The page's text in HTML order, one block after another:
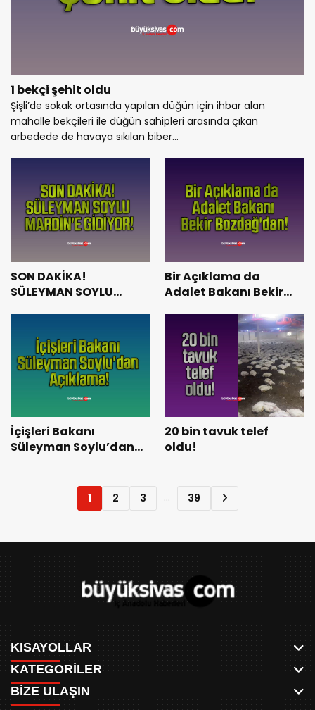
1 bekçi şehit oldu
Şişli’de sokak ortasında yapılan düğün için ihbar alan
mahalle bekçileri ile düğün sahipleri arasında çıkan
arbedede de havaya sıkılan biber...
SON DAKİKA!
SÜLEYMAN SOYLU
Bir Açıklama da
Adalet Bakanı Bekir
İçişleri Bakanı
Süleyman Soylu’dan
20 bin tavuk telef
oldu!
1 2 3 ... 39
KISAYOLLAR
ANASAYFA
AKSU CANLI
KATEGORİLER
WHATSAPP
BİZE ULAŞIN